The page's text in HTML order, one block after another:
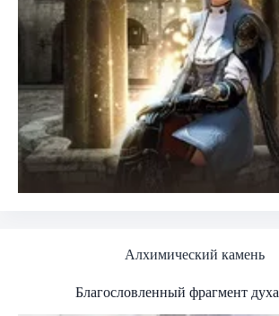
Алхимический камень
Благословленный фрагмент духа